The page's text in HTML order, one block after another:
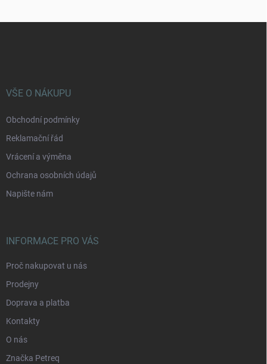
VŠE O NÁKUPU
Obchodní podmínky
Reklamační řád
Vrácení a výměna
Ochrana osobních údajů
Napište nám
INFORMACE PRO VÁS
Proč nakupovat u nás
Prodejny
Doprava a platba
Kontakty
O nás
Značka Petreq